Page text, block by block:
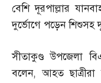
বেশি দূরপাল্লার
দুর্ভোগে পড়েন শিশুসহ
সীতাকুণ্ড উপজেলা
বলেন,আহত